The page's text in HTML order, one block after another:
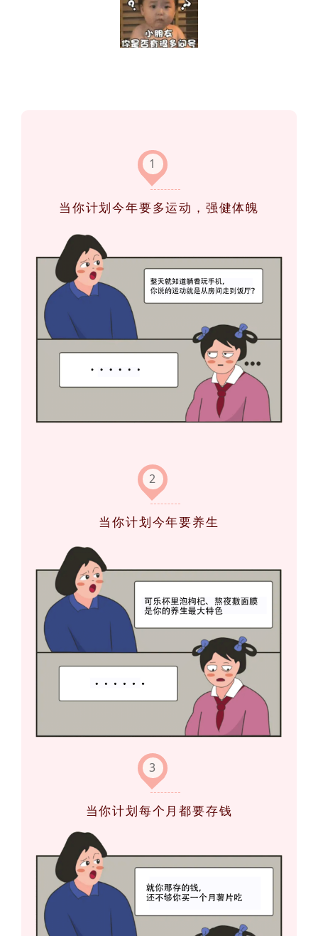
1
当你计划今年要多运动，强健体魄
2
当你计划今年要养生
3
当你计划每个月都要存钱